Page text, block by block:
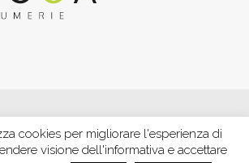
P. IVA IT00426970422 |PRIVACY
XBRAIN-Trasparenza aiuti e contributi
cookies per migliorare l'esperienza di
visione dell'informativa e accettare